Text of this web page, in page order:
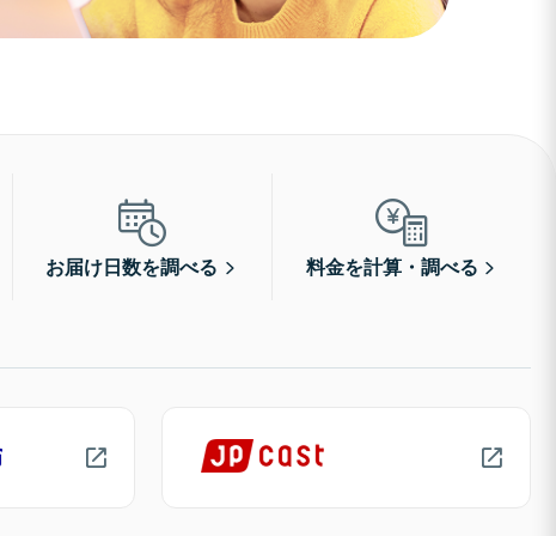
お届け日数を調べる 料金を計算・調べる